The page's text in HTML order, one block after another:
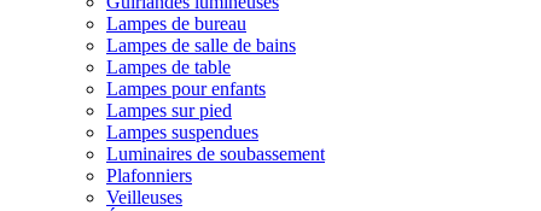
Lampes de bureau
Lampes de salle de bains
Lampes de table
Lampes pour enfants
Lampes sur pied
Lampes suspendues
Luminaires de soubassement
Plafonniers
Veilleuses